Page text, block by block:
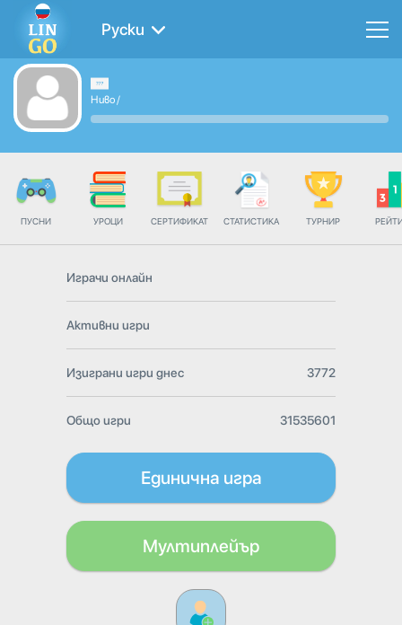
Руски
Ниво/
ПУСНИ УРОЦИ СЕРТИФИКАТ СТАТИСТИКА ТУРНИР
Играчи онлайн
Активни игри
Изиграни игри днес 3772
Общо игри 31535601
Единична игра
Мултиплейър